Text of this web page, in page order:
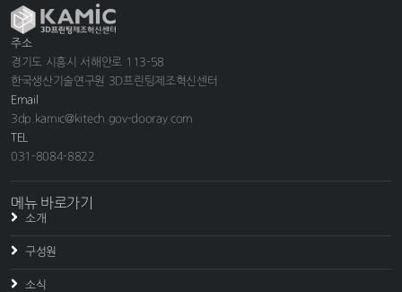
주소
경기도 시흥시 서해안로 113-58
한국생산기술연구원 3D프린팅제조혁신센터
Email
3dp.kamic@kitech.gov-dooray.com
TEL
031-8084-8822
메뉴 바로가기
소개
구성원
소식